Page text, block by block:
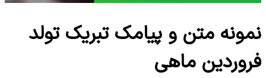
نمونه متن و پیامک تبریک تولد
فروردین ماهی